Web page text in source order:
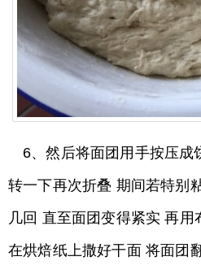
6、然后将面团用手按压成
转一下再次折叠 期间若特别
几回 直至面团变得紧实 再
在烘焙纸上撒好干面 将面团